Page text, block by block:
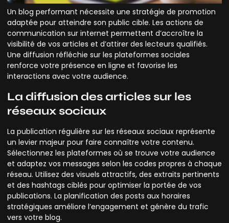
Un blog performant nécessite une stratégie de promotion
adaptée pour atteindre son public cible. Les actions de
communication sur internet permettent d’accroître la
visibilité de vos articles et d’attirer des lecteurs qualifiés.
Une diffusion réfléchie sur les plateformes sociales
renforce votre présence en ligne et favorise les
interactions avec votre audience.
La diffusion des articles sur les
réseaux sociaux
La publication régulière sur les réseaux sociaux représente
un levier majeur pour faire connaître votre contenu.
Sélectionnez les plateformes où se trouve votre audience
et adaptez vos messages selon les codes propres à chaque
réseau. Utilisez des visuels attractifs, des extraits pertinents
et des hashtags ciblés pour optimiser la portée de vos
publications. La planification des posts aux horaires
stratégiques améliore l’engagement et génère du trafic
vers votre blog.